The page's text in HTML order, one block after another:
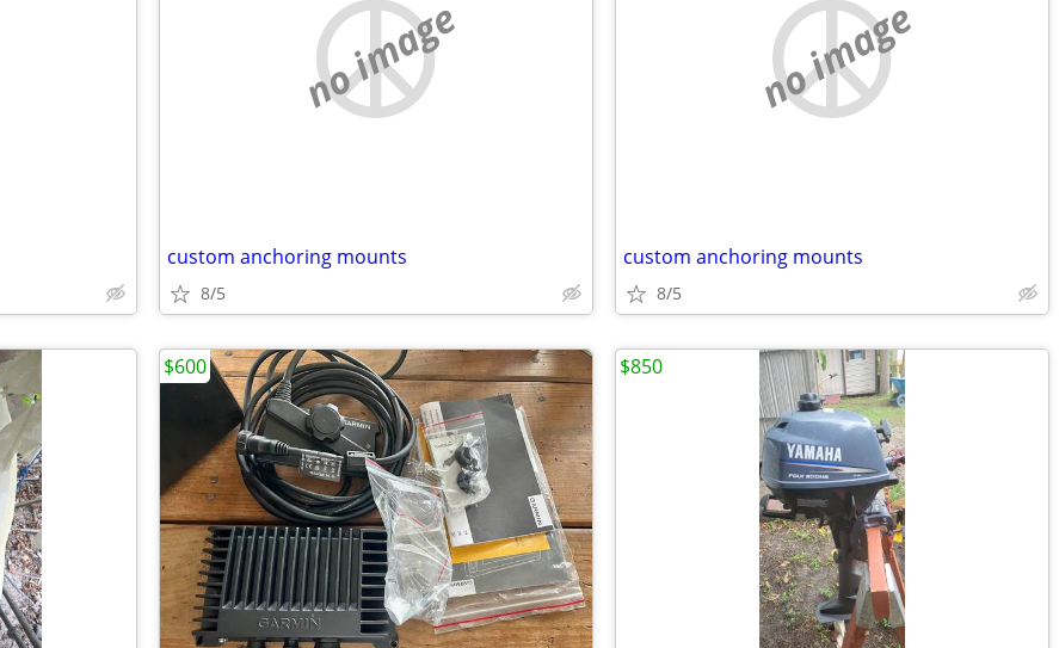
no image
custom anchoring mounts
8/5
no image
custom anchoring mounts
8/5
$600 $850